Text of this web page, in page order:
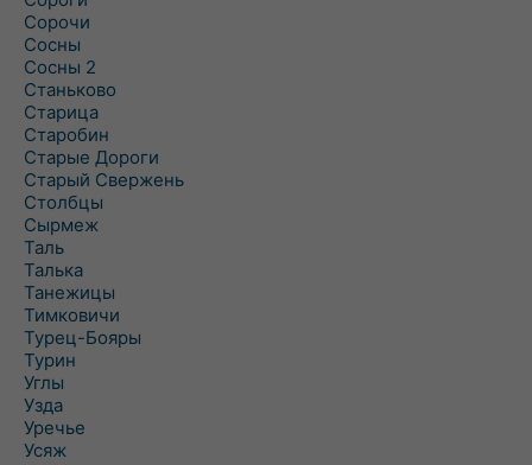
Сорочи
Сосны
Сосны 2
Станьково
Старица
Старобин
Старые Дороги
Старый Свержень
Столбцы
Сырмеж
Таль
Талька
Танежицы
Тимковичи
Турец-Бояры
Турин
Углы
Узда
Уречье
Усяж